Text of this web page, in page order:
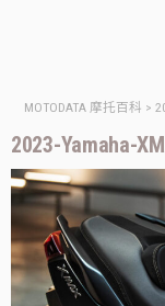
MOTODATA 摩托百科 >
2023-Yamaha-